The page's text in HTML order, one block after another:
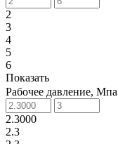
2
3
4
5
6
Показать
Рабочее давление, Мпа
2.3000
2.3